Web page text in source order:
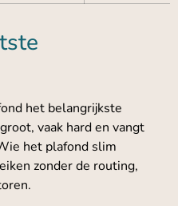
het belangrijkste
vaak hard en vangt
het plafond slim
zonder de routing,